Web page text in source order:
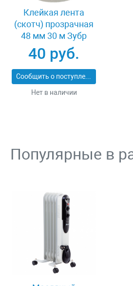
Клейкая лента
(скотч) прозрачная
48 мм 30 м Зубр
МАСТЕР 12031-48-36
40 руб.
Сообщить о поступлении
Нет в наличии
Популярные в